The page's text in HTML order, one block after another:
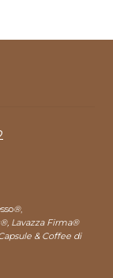
®,
Lavazza Firma®
& Coffee di